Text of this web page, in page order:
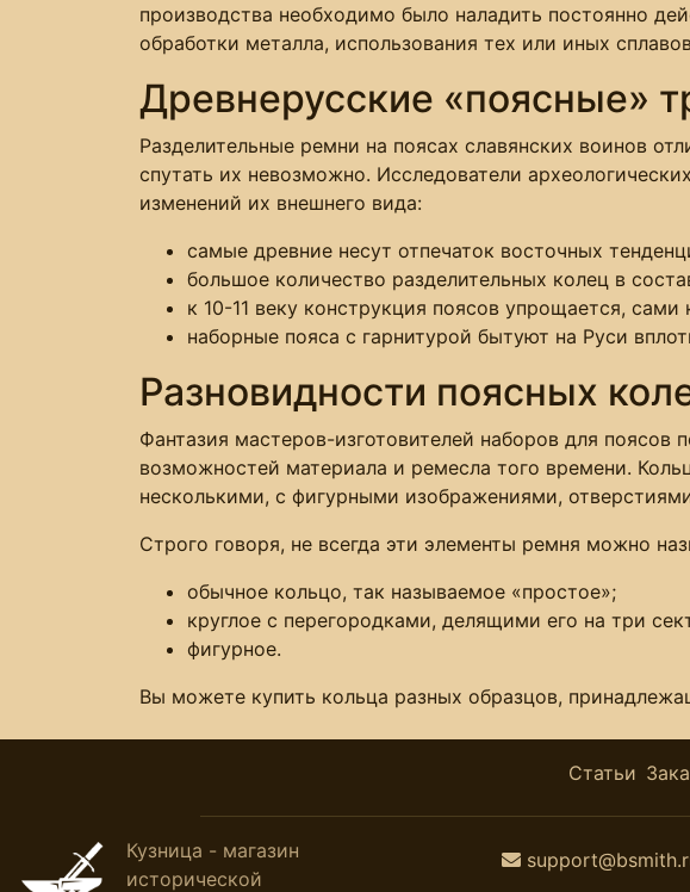
производства необходимо было наладить постоянно
обработки металла, использования тех или иных
Древнерусские «поясные»
Разделительные ремни на поясах славянских воинов
спутать их невозможно. Исследователи
изменений их внешнего вида:
самые древние несут отпечаток восточных
большое количество разделительных колец в
к 10-11 веку конструкция поясов упрощается,
наборные пояса с гарнитурой бытуют на Руси
Разновидности поясных
Фантазия мастеров-изготовителей наборов для поясов
возможностей материала и ремесла того времени.
несколькими, с фигурными изображениями,
Строго говоря, не всегда эти элементы ремня можно
обычное кольцо, так называемое «простое»;
круглое с перегородками, делящими его на три
фигурное.
Вы можете купить кольца разных образцов,
Статьи
Кузница - магазин
исторической